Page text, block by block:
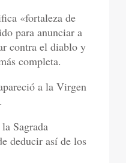
«fortaleza de
para anunciar a
contra el diablo y
completa.
a la Virgen
Sagrada
deducir así de los